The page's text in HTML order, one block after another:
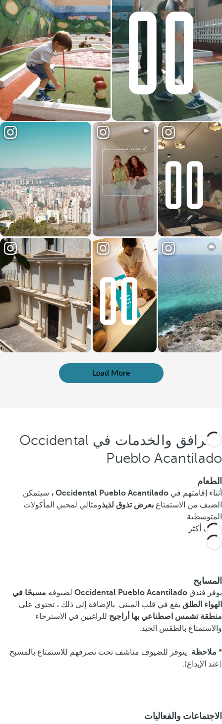
Load More
المرافق والخدمات في Occidental
Pueblo Acantilado
الطعام
أثناء إقامتهم في Occidental Pueblo Acantilado ،
سيتمكن
الضيف من الاستمتاع بعرض تذوق لذيذومثالي لمحبي المأكولات
المتوسطية.
تعرف أكثر
المسابح
يوفر فندق Occidental Pueblo Acantilado لضيوفه مسبحًا في
الهواء الطلق يقع في قلب المبنى. بالإضافة إلى ذلك ، تحتوي على
منطقة تشمس اصطناعي بها أراجيح للراغبين في الاسترخاء
والاستمتاع بالطقس الجيد.
* ملاحظة: يتوفر للضيوف مناشف تحت تصرفهم للاستمتاع بالمسبح
(عند الإيداع).
الاجتماعات والفعاليات